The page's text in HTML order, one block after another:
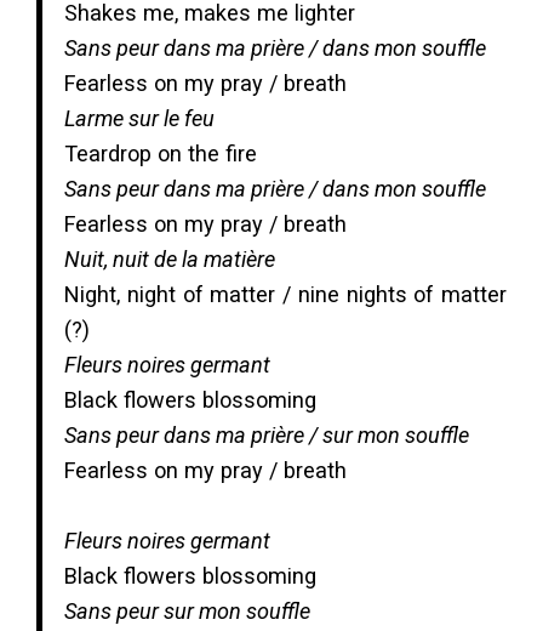
Shakes me, makes me lighter
Sans peur dans ma prière / dans mon souffle
Fearless on my pray / breath
Larme sur le feu
Teardrop on the fire
Sans peur dans ma prière / dans mon souffle
Fearless on my pray / breath
Nuit, nuit de la matière
Night, night of matter / nine nights of matter
(?)
Fleurs noires germant
Black flowers blossoming
Sans peur dans ma prière / sur mon souffle
Fearless on my pray / breath
Fleurs noires germant
Black flowers blossoming
Sans peur sur mon souffle